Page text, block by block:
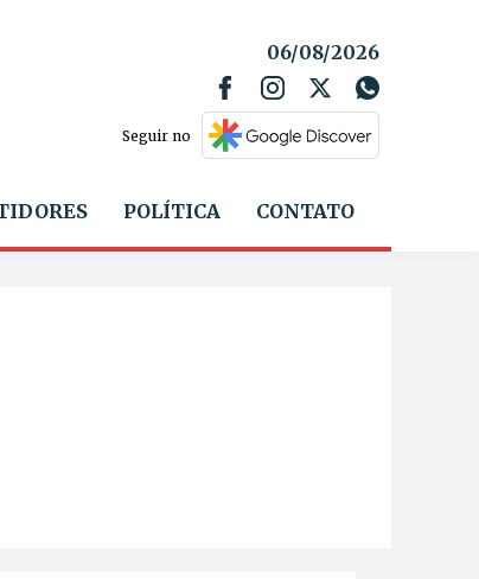
06/08/2026
Seguir no
POLÍTICA CONTATO